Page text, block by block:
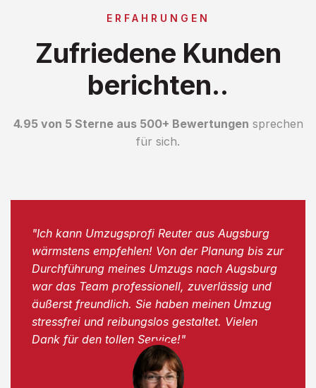
ERFAHRUNGEN
Zufriedene Kunden
berichten..
4.95 von 5 Sterne aus 500+ Bewertungen sprechen
für sich.
"Ich kann Umzugsprofi Reuter aus Augsburg
wärmstens empfehlen! Von der Planung bis zur
Durchführung meines Umzugs nach Augsburg
war das Team professionell, zuverlässig und
äußerst freundlich. Sie haben meinen Umzug
stressfrei und reibungslos gestaltet. Vielen
Dank für den tollen Service!"